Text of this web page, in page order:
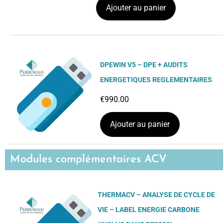
Ajouter au panier
DPEWIN V5 – DPE + AUDITS
ENERGETIQUES REGLEMENTAIRES
€990.00
Ajouter au panier
Modules complémentaires ACV
THERMACV – ANALYSE DE CYCLE DE
VIE – LABEL ENERGIE CARBONE